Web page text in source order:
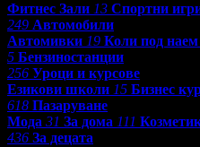
Фитнес Зали 13 Спортни
249 Автомобили
Автомивки 19 Коли под наем
5 Бензиностанции
256 Уроци и курсове
Езикови школи 15 Бизнес
618 Пазаруване
Мода 31 За дома 111
436 За децата